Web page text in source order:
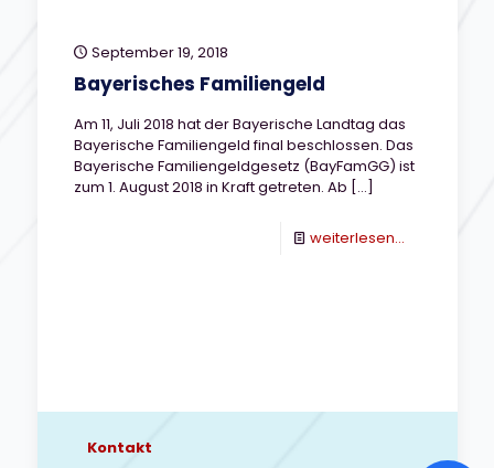
September 19, 2018
Bayerisches Familiengeld
Am 11, Juli 2018 hat der Bayerische Landtag das
Bayerische Familiengeld final beschlossen. Das
Bayerische Familiengeldgesetz (BayFamGG) ist
zum 1. August 2018 in Kraft getreten. Ab […]
weiterlesen...-
Kontakt